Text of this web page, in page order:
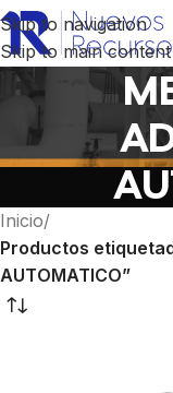
Skip to navigation
Skip to main content
Inicio/
Productos
AUTOMATICO”